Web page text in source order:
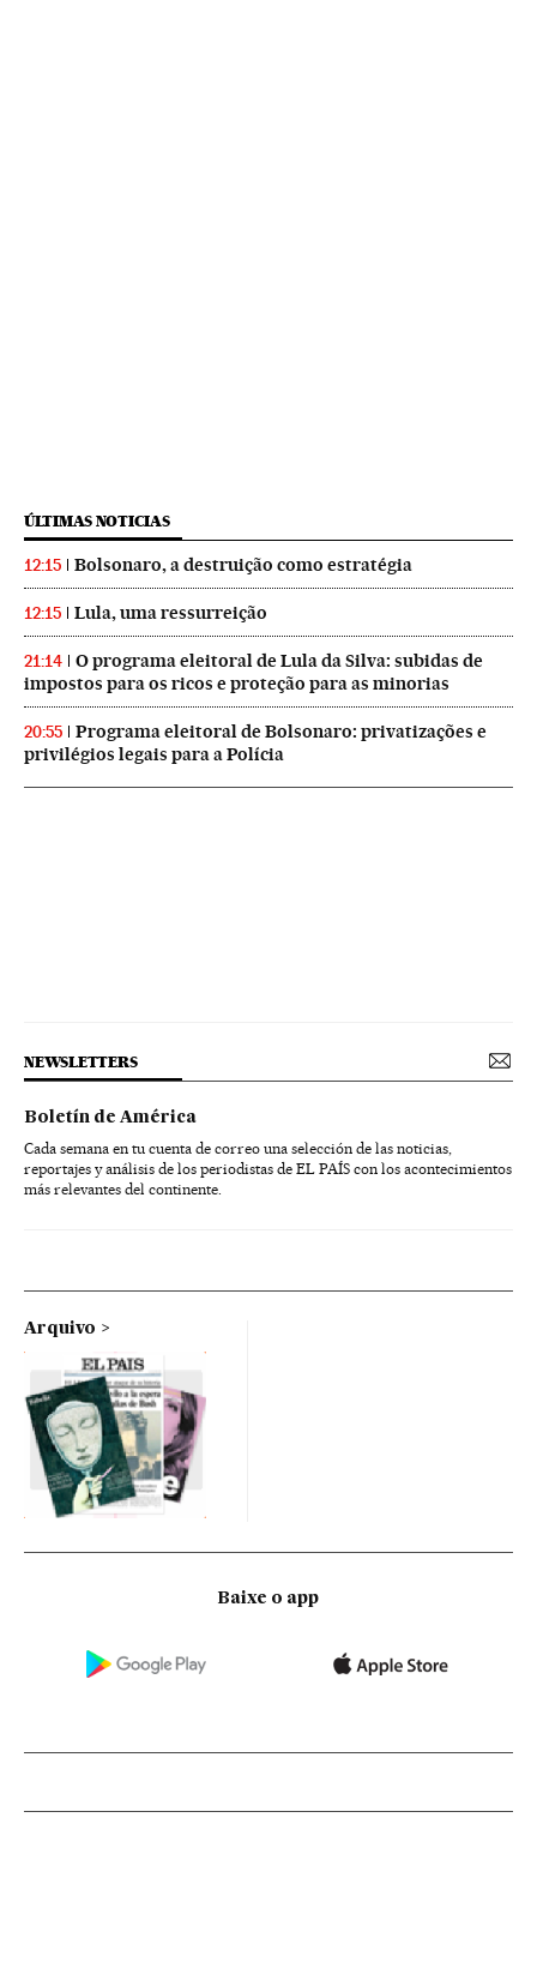
ÚLTIMAS NOTICIAS
12:15 Bolsonaro, a destruição como estratégia
12:15 Lula, uma ressurreição
21:14
O programa eleitoral de Lula da Silva: subidas de
impostos para os ricos e proteção para as minorias
20:55
Programa eleitoral de Bolsonaro: privatizações e
privilégios legais para a Polícia
NEWSLETTERS
Boletín de América
Cada semana en tu cuenta de correo una selección de las noticias,
reportajes y análisis de los periodistas de EL PAÍS con los acontecimientos
más relevantes del continente.
Arquivo
Baixe o app